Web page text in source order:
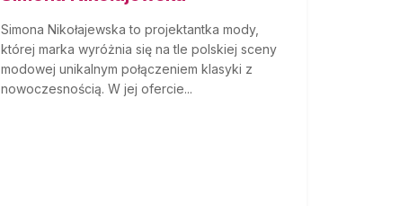
Simona Nikołajewska to projektantka mody,
której marka wyróżnia się na tle polskiej sceny
modowej unikalnym połączeniem klasyki z
nowoczesnością. W jej ofercie...